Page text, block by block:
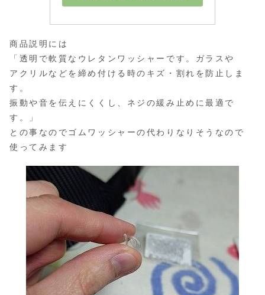
商品説明には
「透明で軟質なウレタンワッシャーです。ガラスや
アクリルなどを締め付ける時のキズ・割れを防止しま
す。
振動や音を伝えにくくし、ネジの緩み止めに最適で
す。」
との事なのでゴムワッシャーの代わりなりそうなので
使ってみます